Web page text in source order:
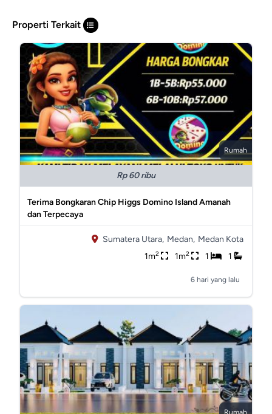
Properti Terkait
Rumah
Rp 60 ribu
Terima Bongkaran Chip Higgs Domino Island Amanah
dan Terpecaya
Sumatera Utara, Medan, Medan Kota
1m2 1m2 1 1
6 hari yang lalu
Rumah